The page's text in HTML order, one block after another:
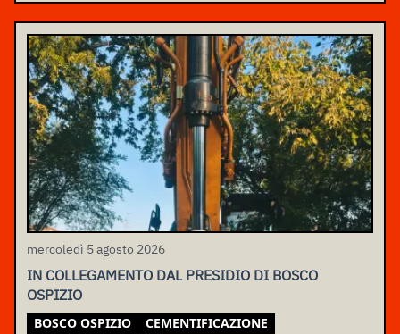
mercoledì 5 agosto 2026
IN COLLEGAMENTO DAL PRESIDIO DI BOSCO
OSPIZIO
BOSCO OSPIZIO
CEMENTIFICAZIONE